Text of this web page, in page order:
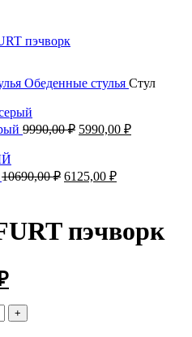
Обеденные стулья Стул
9990,00₽ 5990,00 ₽
10690,00₽ 6125,00 ₽
пэчворк